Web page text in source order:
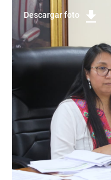
Descargar foto